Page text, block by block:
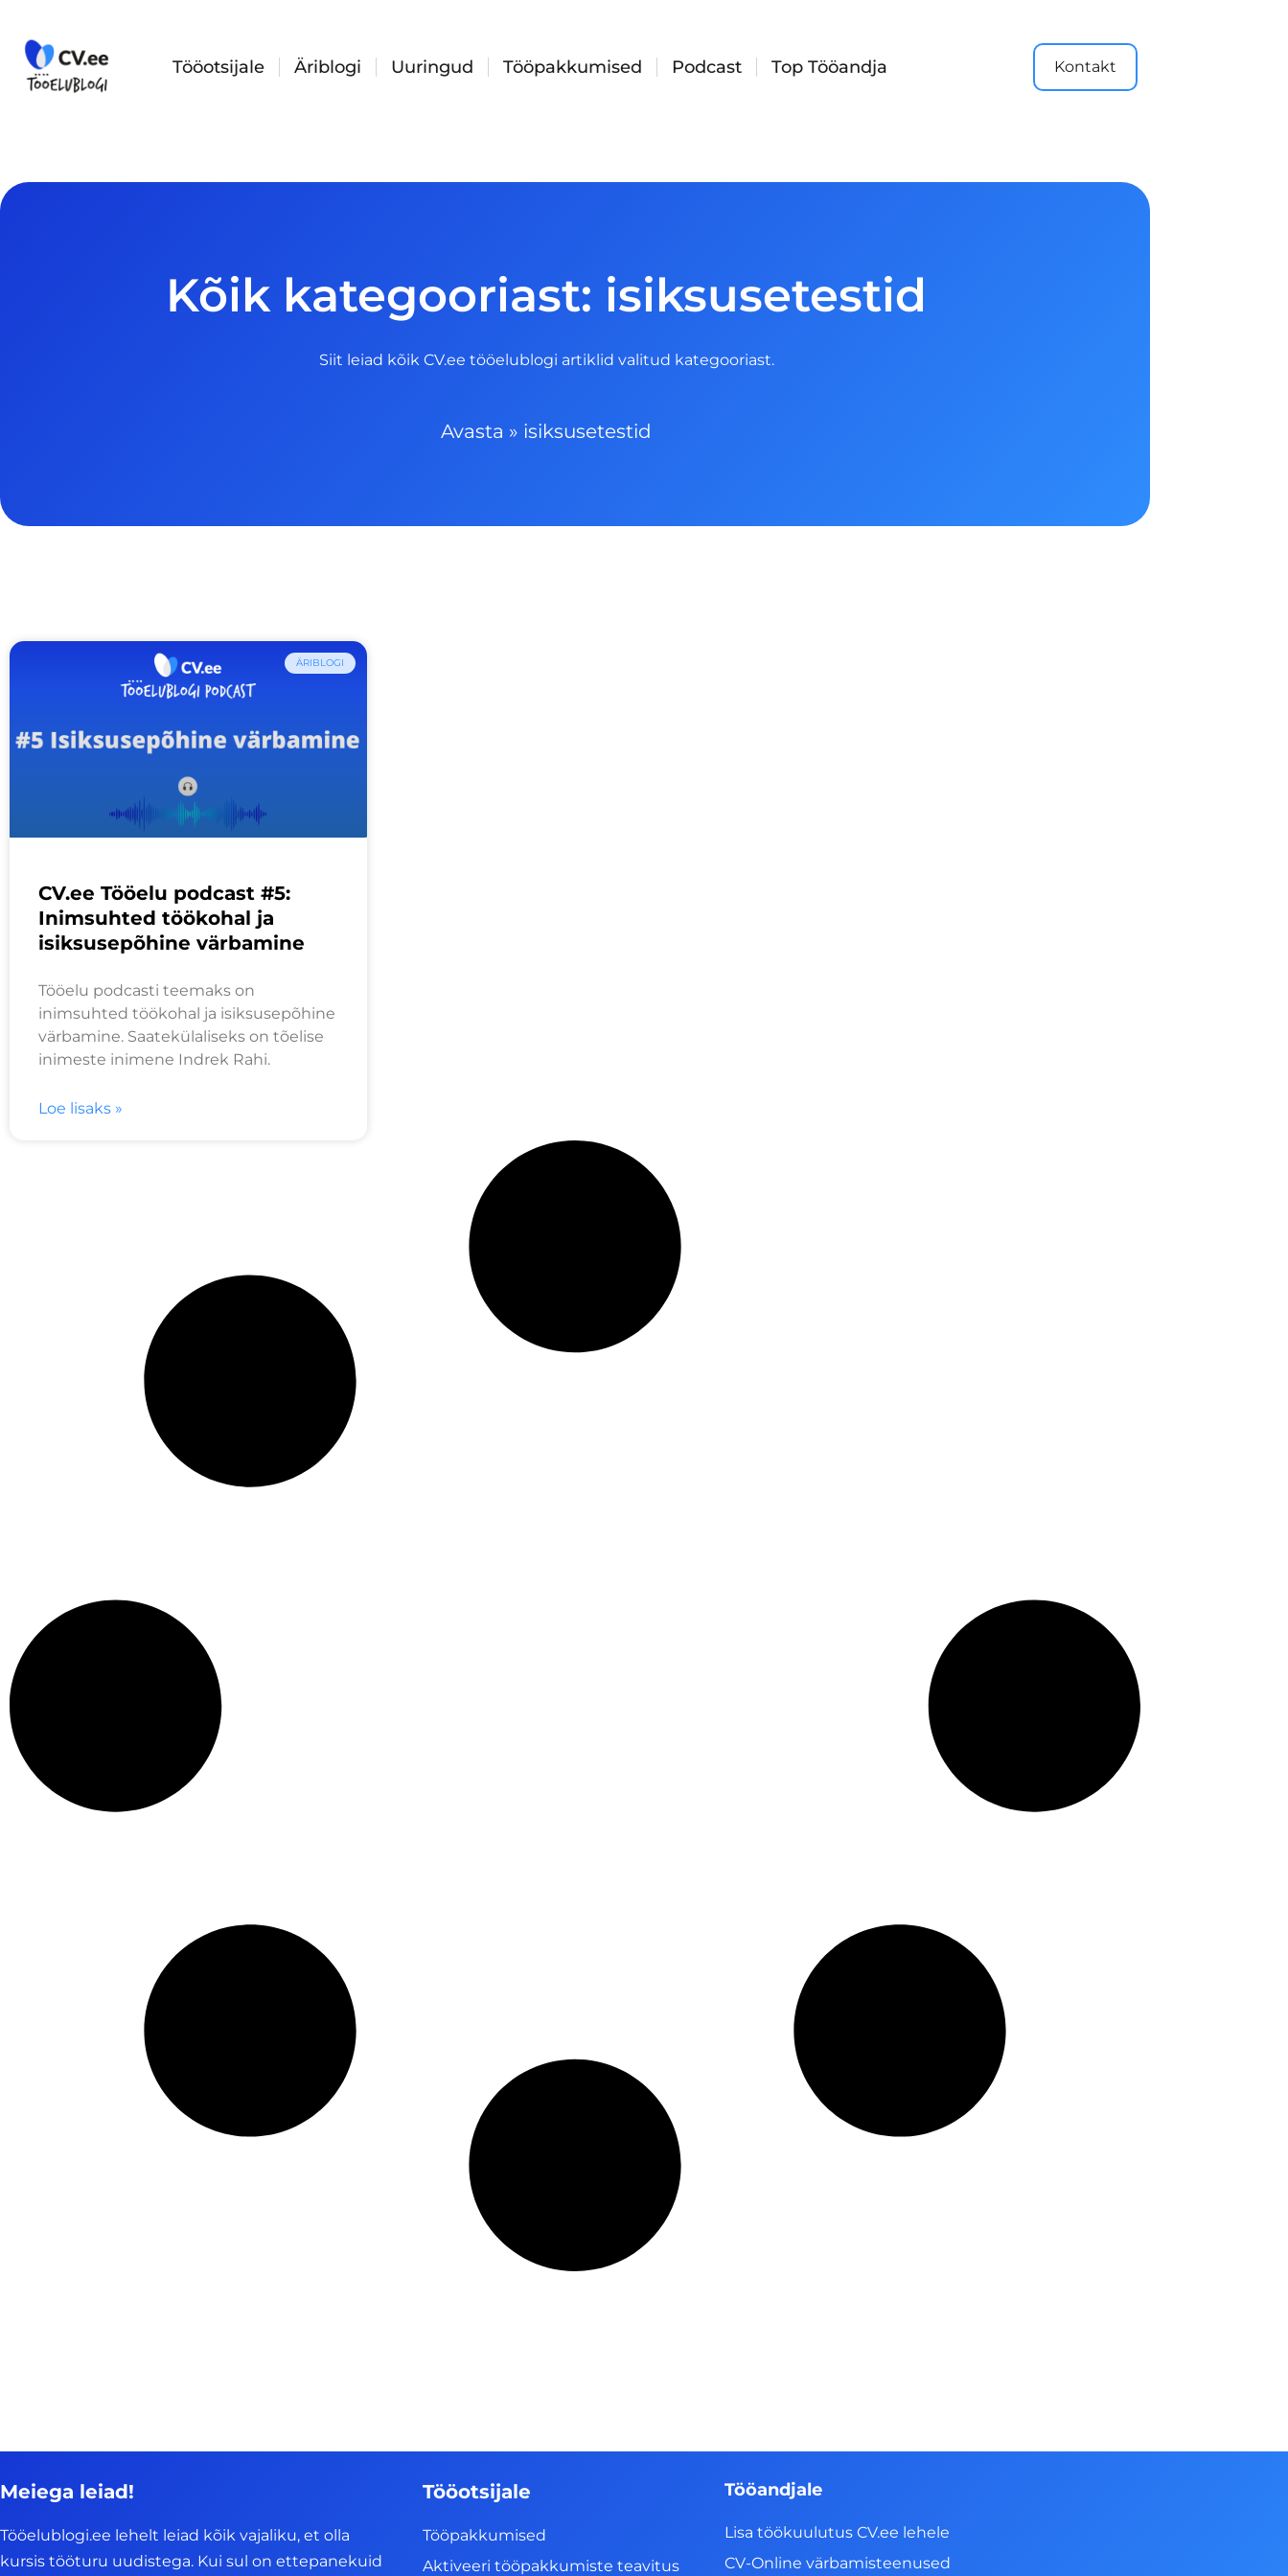
content
Tööotsijale Äriblogi Uuringud Tööpakkumised Podcast Top Tööandja Kontakt
Kõik kategooriast: isiksusetestid
Siit leiad kõik CV.ee tööelublogi artiklid valitud kategooriast.
Avasta » isiksusetestid
ÄRIBLOGI
CV.ee Tööelu podcast #5:
Inimsuhted töökohal ja
isiksusepõhine värbamine
Tööelu podcasti teemaks on
inimsuhted töökohal ja isiksusepõhine
värbamine. Saatekülaliseks on tõelise
inimeste inimene Indrek Rahi.
Loe lisaks »
Meiega leiad!
Tööelublogi.ee lehelt leiad kõik vajaliku, et olla
kursis tööturu uudistega. Kui sul on ettepanekuid
Tööotsijale
Tööpakkumised
Aktiveeri tööpakkumiste teavitus
Tööandjale
Lisa töökuulutus CV.ee lehele
CV-Online värbamisteenused